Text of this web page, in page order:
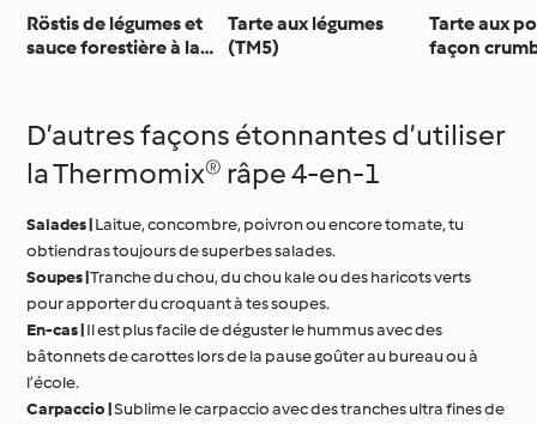
Röstis de légumes et
sauce forestière à la
Tarte aux légumes
(TM5)
Tarte aux
façon
D’autres façons étonnantes d’utiliser
la Thermomix® râpe 4-en-1
Salades |Laitue, concombre, poivron ou encore tomate, tu
obtiendras toujours de superbes salades.
Soupes |Tranche du chou, du chou kale ou des haricots verts
pour apporter du croquant à tes soupes.
En-cas |Il est plus facile de déguster le hummus avec des
bâtonnets de carottes lors de la pause goûter au bureau ou à
l’école.
Carpaccio |Sublime le carpaccio avec des tranches ultra fines de